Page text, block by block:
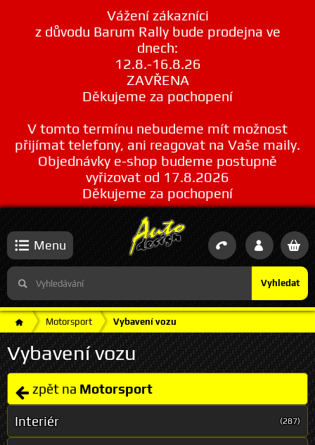
Vážení zákazníci
z důvodu Barum Rally bude prodejna ve
dnech:
12.8.-16.8.26
ZAVŘENA
Děkujeme za pochopení
V tomto termínu nebudeme mít možnost
přijímat telefony, ani reagovat na Vaše maily.
Objednávky e-shop budeme postupně
vyřizovat od 17.8.2026
Děkujeme za pochopení
Vyhledat
Menu
Motorsport Vybavení vozu
Vybavení vozu
zpět na Motorsport
Interiér (287)